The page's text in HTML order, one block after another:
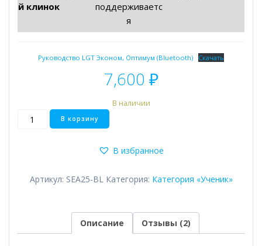
й клинок
поддерживаетс
я
Руководство LGT Эконом, Оптимум (Bluetooth) Скачать
7,600 ₽
В наличии
Количество
товара
В корзину
В избранное
Артикул: SEA25-BL Категория: Категория «Ученик»
Описание Отзывы (2)